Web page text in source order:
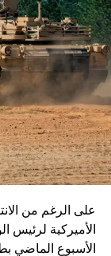
على الرغم من
الأميركية لرئيس
الأسبوع الماضي